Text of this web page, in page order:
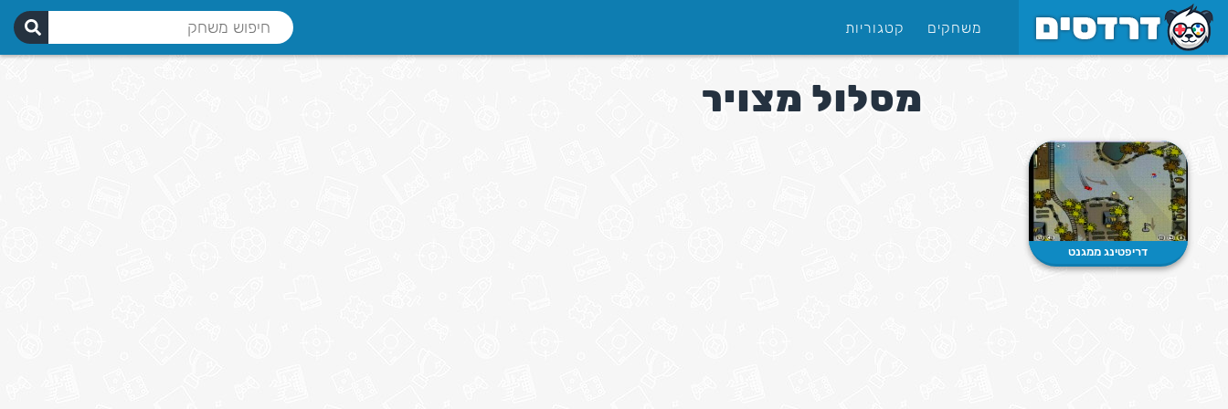
משחקים קטגוריות
מסלול מצויר
דריפטינג ממגנט